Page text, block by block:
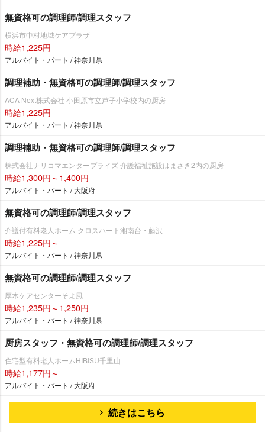
無資格可の調理師/調理スタッフ
横浜市中村地域ケアプラザ
時給1,225円
アルバイト・パート / 神奈川県
調理補助・無資格可の調理師/調理スタッフ
ACA Next株式会社 小田原市立芦子小学校内の厨房
時給1,225円
アルバイト・パート / 神奈川県
調理補助・無資格可の調理師/調理スタッフ
株式会社ナリコマエンタープライズ 介護福祉施設はまさき2内の厨房
時給1,300円～1,400円
アルバイト・パート / 大阪府
無資格可の調理師/調理スタッフ
介護付有料老人ホーム クロスハート湘南台・藤沢
時給1,225円～
アルバイト・パート / 神奈川県
無資格可の調理師/調理スタッフ
厚木ケアセンターそよ風
時給1,235円～1,250円
アルバイト・パート / 神奈川県
厨房スタッフ・無資格可の調理師/調理スタッフ
住宅型有料老人ホームHIBISU千里山
時給1,177円～
アルバイト・パート / 大阪府
続きはこちら